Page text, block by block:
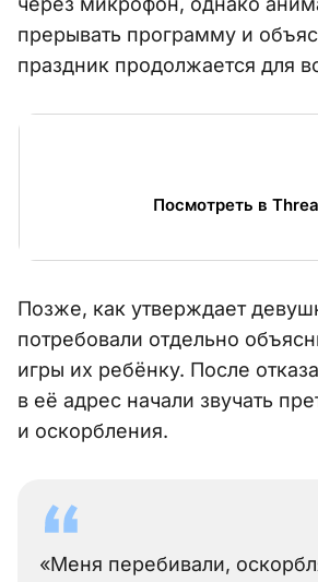
прерывать программу и
праздник продолжается для
Посмотреть в
Позже, как утверждает
потребовали отдельно
игры их ребёнку. После
в её адрес начали звучать
и оскорбления.
«Меня перебивали,